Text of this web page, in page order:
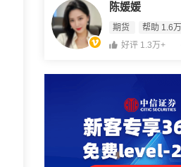
陈媛媛
期货 帮助 1.6万
好评 1.3万+